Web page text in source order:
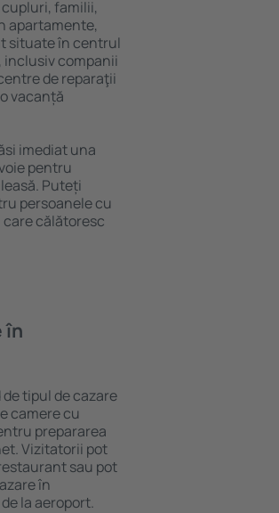
familii,
apartamente,
situate în centrul
inclusiv companii
de reparaţii
vacanță
imediat una
pentru
Puteți
persoanele cu
călătoresc
în
tipul de cazare
camere cu
prepararea
Vizitatorii pot
sau pot
în
la aeroport.